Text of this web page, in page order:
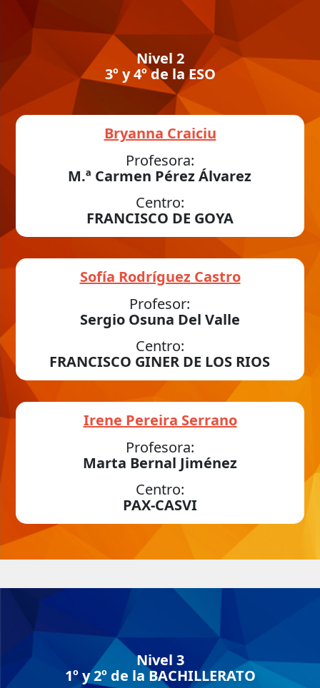
Nivel 2
3º y 4º de la ESO
Bryanna Craiciu
Profesora:
M.ª Carmen Pérez Álvarez
Centro:
FRANCISCO DE GOYA
Sofía Rodríguez Castro
Profesor:
Sergio Osuna Del Valle
Centro:
FRANCISCO GINER DE LOS RIOS
Irene Pereira Serrano
Profesora:
Marta Bernal Jiménez
Centro:
PAX-CASVI
Nivel 3
1º y 2º de la BACHILLERATO